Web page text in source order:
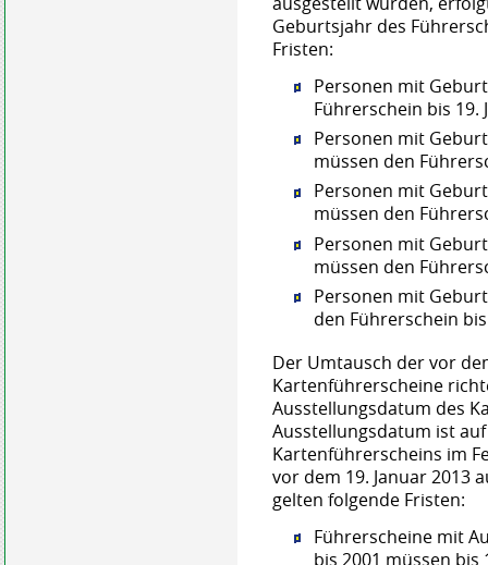
Geburtsjahr des
Fristen:
Personen mit
Führerschein bis 19.
Personen mit
müssen den
Personen mit
müssen den
Personen mit
müssen den
Personen mit
den Führerschein
Der Umtausch der vor
Kartenführerscheine
Ausstellungsdatum des
Ausstellungsdatum ist
Kartenführerscheins im
vor dem 19. Januar 2013
gelten folgende Fristen:
Führerscheine mit
bis 2001 müssen bis